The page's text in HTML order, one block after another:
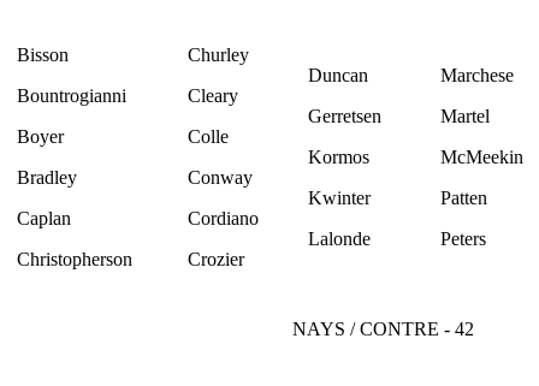
Bisson
Bountrogianni
Boyer
Bradley
Caplan
Christopherson
Churley
Cleary
Colle
Conway
Cordiano
Crozier
Duncan
Gerretsen
Kormos
Kwinter
Lalonde
Marchese
Martel
McMeekin
Patten
Peters
NAYS / CONTRE - 42